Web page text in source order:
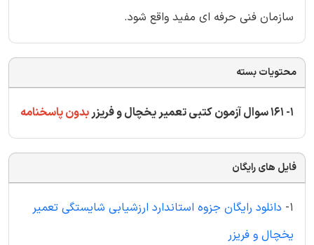
سازمان فنی حرفه ای مفید واقع شود.
محتویات بسته
1- 161 سوال آزمون کتبی تعمیر یخچال و فریزر بدون پاسخنامه
فایل های رایگان
1- دانلود رایگان جزوه استاندارد ارزشیابی شایستگی تعمیر
یخچال و فریزر